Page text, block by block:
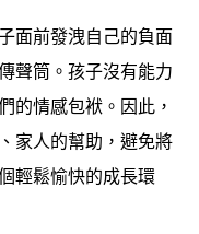
面前發洩自己的負面
聲筒。孩子沒有能力
的情感包袱。因此，
家人的幫助，避免將
輕鬆愉快的成長環